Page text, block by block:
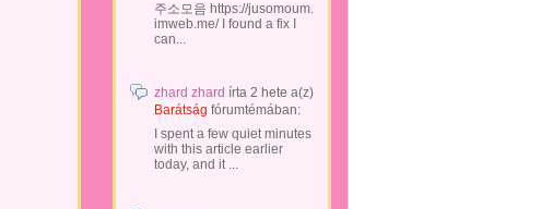
주소모음 https://jusomoum.
imweb.me/ I found a fix I
can...
zhard zhard írta 2 hete a(z)
Barátság fórumtémában:
I spent a few quiet minutes
with this article earlier
today, and it ...